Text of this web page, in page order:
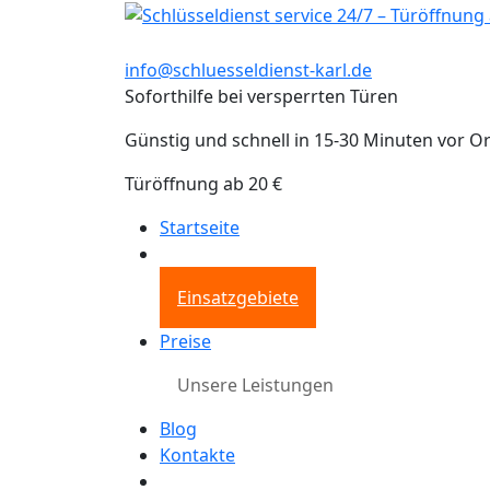
info@schluesseldienst-karl.de
Soforthilfe bei versperrten Türen
Günstig und schnell in 15-30 Minuten vor
Türöffnung ab 20 €
Startseite
Einsatzgebiete
Preise
Unsere Leistungen
Blog
Kontakte